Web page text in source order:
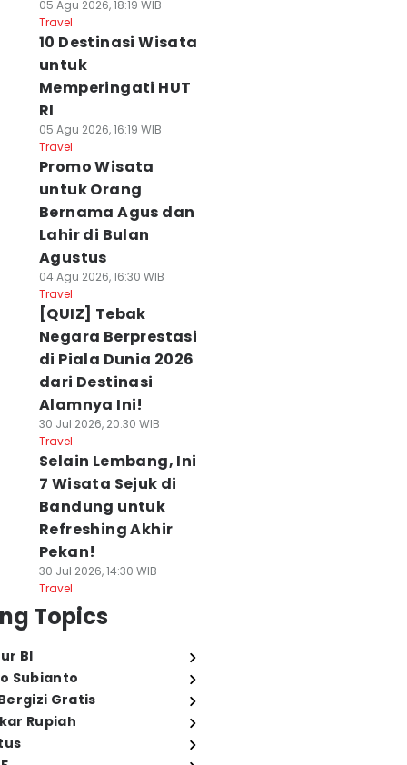
05 Agu 2026, 18:19 WIB
Travel
10 Destinasi Wisata
untuk
Memperingati HUT
RI
05 Agu 2026, 16:19 WIB
Travel
Promo Wisata
untuk Orang
Bernama Agus dan
Lahir di Bulan
Agustus
04 Agu 2026, 16:30 WIB
Travel
[QUIZ] Tebak
Negara Berprestasi
di Piala Dunia 2026
dari Destinasi
Alamnya Ini!
30 Jul 2026, 20:30 WIB
Travel
Selain Lembang, Ini
7 Wisata Sejuk di
Bandung untuk
Refreshing Akhir
Pekan!
30 Jul 2026, 14:30 WIB
Travel
Topics
BI
Subianto
Gratis
Rupiah